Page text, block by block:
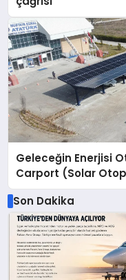
Geleceğin Enerjisi
Carport (Solar
Son Dakika